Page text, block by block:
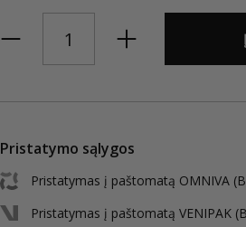
Pristatymo sąlygos
Pristatymas į paštomatą OMNIVA
Pristatymas į paštomatą VENIPAK